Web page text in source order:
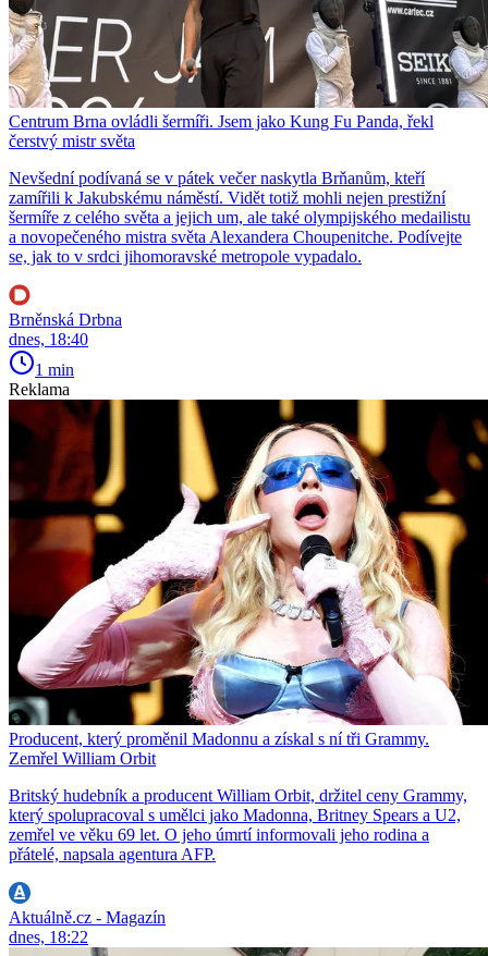
Centrum Brna ovládli šermíři. Jsem jako Kung Fu Panda, řekl
čerstvý mistr světa
Nevšední podívaná se v pátek večer naskytla Brňanům, kteří
zamířili k Jakubskému náměstí. Vidět totiž mohli nejen prestižní
šermíře z celého světa a jejich um, ale také olympijského medailistu
a novopečeného mistra světa Alexandera Choupenitche. Podívejte
se, jak to v srdci jihomoravské metropole vypadalo.
Brněnská Drbna
dnes, 18:40
1 min
Reklama
Producent, který proměnil Madonnu a získal s ní tři Grammy.
Zemřel William Orbit
Britský hudebník a producent William Orbit, držitel ceny Grammy,
který spolupracoval s umělci jako Madonna, Britney Spears a U2,
zemřel ve věku 69 let. O jeho úmrtí informovali jeho rodina a
přátelé, napsala agentura AFP.
Aktuálně.cz - Magazín
dnes, 18:22